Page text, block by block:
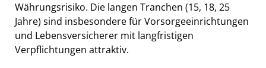
Währungsrisiko. Die langen Tranchen (15, 18, 25
Jahre) sind insbesondere für Vorsorgeeinrichtungen
und Lebensversicherer mit langfristigen
Verpflichtungen attraktiv.